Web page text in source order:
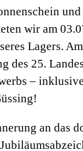
wir am
Lagers.
des 25.
–
an das